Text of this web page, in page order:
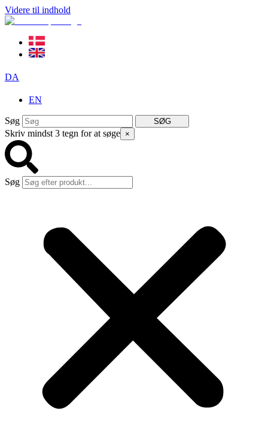
Videre til indhold
DA
EN
Søg SØG
Skriv mindst 3 tegn for at søge ×
Søg